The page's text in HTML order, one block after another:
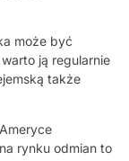
może być
ją regularnie
także
rynku odmian to